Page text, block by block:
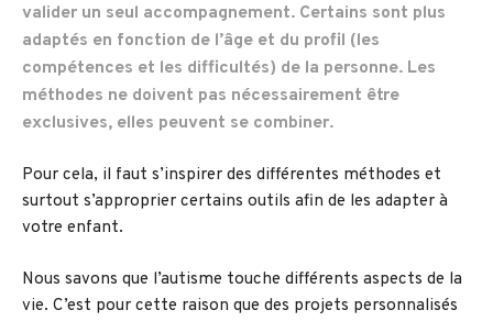
valider un seul accompagnement. Certains sont plus
adaptés en fonction de l’âge et du profil (les
compétences et les difficultés) de la personne. Les
méthodes ne doivent pas nécessairement être
exclusives, elles peuvent se combiner.
Pour cela, il faut s’inspirer des différentes méthodes et
surtout s’approprier certains outils afin de les adapter à
votre enfant.
Nous savons que l’autisme touche différents aspects de la
vie. C’est pour cette raison que des projets personnalisés